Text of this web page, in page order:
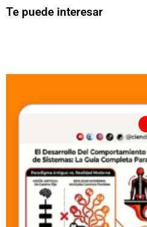
Te puede interesar